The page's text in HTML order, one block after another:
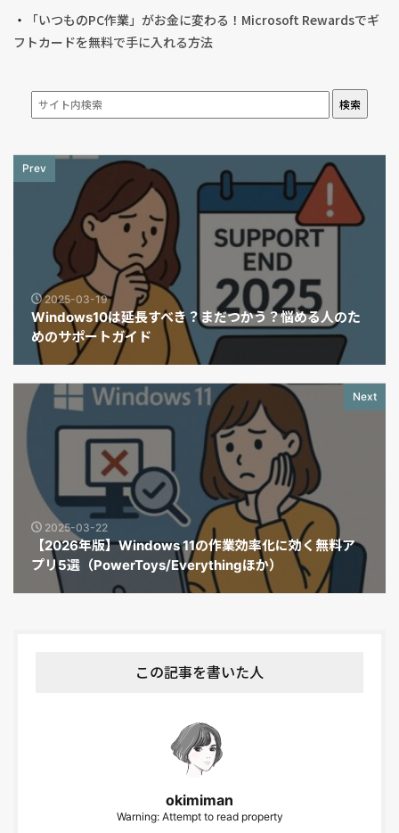
・
「いつものPC作業」がお金に変わる！Microsoft Rewardsでギ
フトカードを無料で手に入れる方法
検索
Prev
2025-03-19
Windows10は延長すべき？まだつかう？悩める人のた
めのサポートガイド
Next
2025-03-22
【2026年版】Windows 11の作業効率化に効く無料ア
プリ5選（PowerToys/Everythingほか）
この記事を書いた人
okimiman
Warning: Attempt to read property